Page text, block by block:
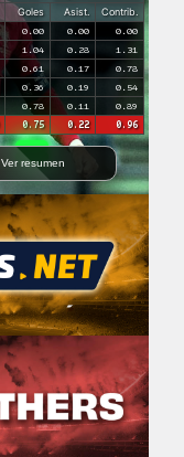
Goles Asist.
Contrib.
0.00 0.00 0.00
1.04 0.28 1.31
0.61 0.17 0.78
0.36 0.19 0.54
0.78 0.11 0.89
0.75 0.22 0.96
Ver resumen